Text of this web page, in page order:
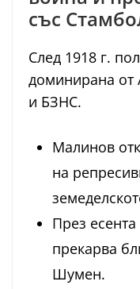
със
След 1918 г.
доминирана от
и БЗНС.
Малинов
на
През
прекарва
Шумен.